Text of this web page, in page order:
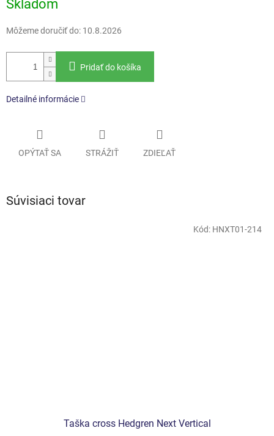
cena:
Skladom
Môžeme doručiť do: 10.8.2026
Pridať do košíka
Detailné informácie
OPÝTAŤ SA STRÁŽIŤ ZDIEĽAŤ
Súvisiaci tovar
Taška cross Hedgren Next Vertical
Kód: HNXT01-214